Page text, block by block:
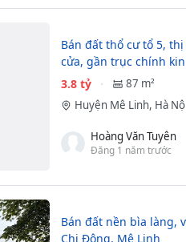
Bán đất thổ cư tổ 5,
cửa, gần trục chính
3.8 tỷ
87 m²
Huyện Mê Linh, Hà
Hoàng Văn Tuyên
Đăng 1 năm trước
Bán đất nền bìa làng,
Chi Đông, Mê Linh